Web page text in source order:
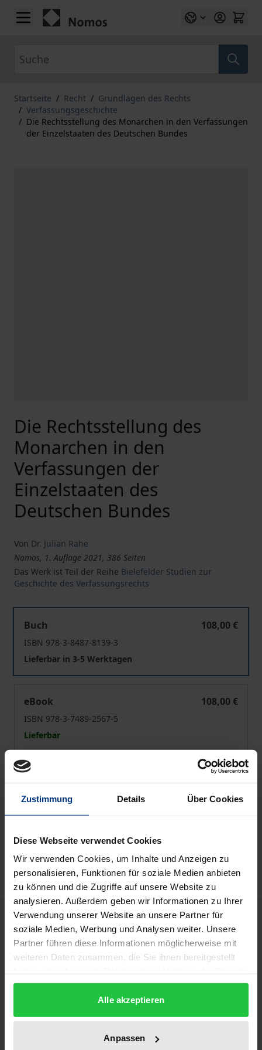
Zustimmung Details Über Cookies
Diese Webseite verwendet Cookies
Wir verwenden Cookies, um Inhalte und Anzeigen zu
personalisieren, Funktionen für soziale Medien anbieten
zu können und die Zugriffe auf unsere Website zu
analysieren. Außerdem geben wir Informationen zu Ihrer
Verwendung unserer Website an unsere Partner für
soziale Medien, Werbung und Analysen weiter. Unsere
Partner führen diese Informationen möglicherweise mit
weiteren Daten zusammen, die Sie ihnen bereitgestellt
gesammelt haben.
Alle akzeptieren
Anpassen
Zum Inhalt springen
Startseite / Recht / Grundlagen des Rechts
/ Verfassungsgeschichte
/ Die Rechtsstellung des Monarchen in den Verfassungen
der Einzelstaaten des Deutschen Bundes
Die Rechtsstellung des
Monarchen in den
Verfassungen der
Einzelstaaten des
Deutschen Bundes
Von Dr. Julian Rahe
Nomos, 1. Auflage 2021, 386 Seiten
Das Werk ist Teil der Reihe Bielefelder Studien zur
Geschichte des Verfassungsrechts
Buch
108,00 €
ISBN 978-3-8487-8139-3
Lieferbar in 3-5 Werktagen
eBook
108,00 €
ISBN 978-3-7489-2567-5
Lieferbar
Preisangaben inkl. MwSt. Abhängig von der Lieferadresse
kann die MwSt. an der Kasse variieren.
In den Warenkorb
Zur Wunschliste hinzufügen
Hinweise zu Versandkosten
Beschreibung
Die Monarchen der Einzelstaaten des Deutschen
Bundes haben im Laufe des 19. Jahrhunderts eine
Vielzahl unterschiedlicher geschriebener
Verfassungen erlassen. Mit diesen haben sie ihre
Machtbefugnisse erheblich eingeschränkt. Dies ist
insoweit erstaunlich, als sie erst kurz zuvor den